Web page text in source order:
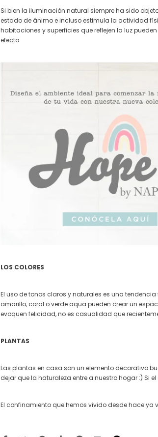
Si bien la iluminación natural siempre ha sido
estado de ánimo e incluso estimula la actividad
habitaciones y superficies que reflejen la luz
efecto
LOS COLORES
El uso de tonos claros y naturales es una
amarillo, coral o verde aqua pueden crear un
evoquen felicidad, no es casualidad que
PLANTAS
Las plantas en casa son un elemento decorativo
dejar que la naturaleza entre a nuestro hogar :) Si
El confinamiento que hemos vivido desde hace